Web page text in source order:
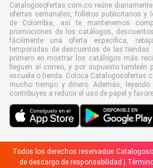
Catalogosofertas.com.co reúne
ofertas semanales, folletos publicitarios y
de Colombia, así te mantenemos
promociones de los catálogos,
fácilmente una oferta específica,
temporadas de descuentos de las
primero en mostrar los catálogos más
lleguen al correo, y por supuesto también
escuela o tienda. Coloca
mucho tiempo y dinero. Además,
contribuyes a reducir el uso de papel y
Todos los derechos reservados
de descargo de responsabilidad